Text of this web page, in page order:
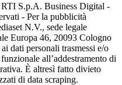
RTI S.p.A. Business Digital -
- Per la pubblicità
N.V., sede legale
Europa 46, 20093 Cologno
dati personali trasmessi e/o
all’addestramento di
È altresì fatto divieto
di data scraping.